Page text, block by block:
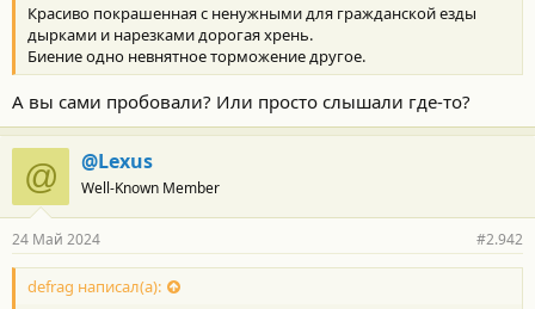
Красиво покрашенная с ненужными для гражданской езды
дырками и нарезками дорогая хрень.
Биение одно невнятное торможение другое.
А вы сами пробовали? Или просто слышали где-то?
@ @Lexus
Well-Known Member
24 Май 2024 #2.942
defrag написал(а):